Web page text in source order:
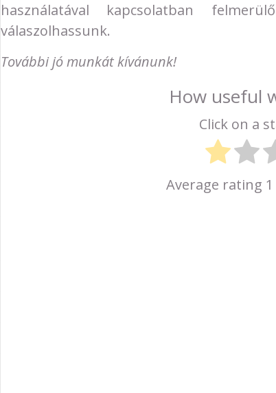
használatával kapcsolatban
válaszolhassunk.
További jó munkát kívánunk!
How useful
Click on a
Average rating 1